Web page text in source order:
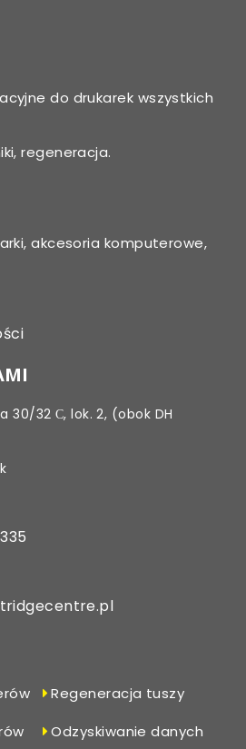
do drukarek wszystkich
regeneracja.
akcesoria komputerowe,
30/32 С, lok. 2, (obok DH
Regeneracja tuszy
Odzyskiwanie danych